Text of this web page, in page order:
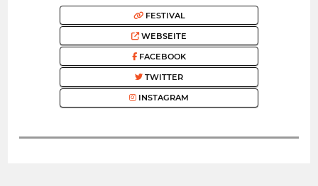
FESTIVAL
WEBSEITE
FACEBOOK
TWITTER
INSTAGRAM